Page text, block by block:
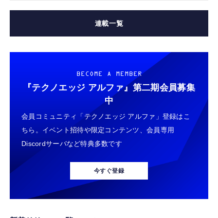
連載一覧
BECOME A MEMBER
『テクノエッジ アルファ』 第二期会員募集
中
会員コミュニティ「テクノエッジ アルファ」登録はこ
ちら。イベント招待や限定コンテンツ、会員専用
Discordサーバなど特典多数です
今すぐ登録